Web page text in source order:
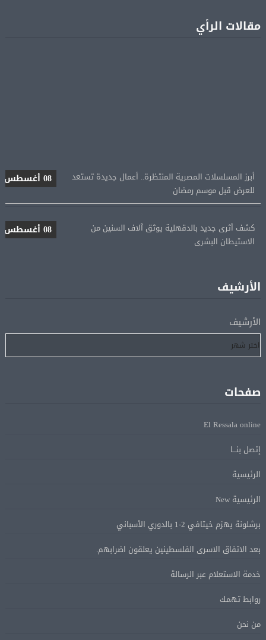
مقالات الرأي
للعرض قبل موسم رمضان
الاستيطان البشرى
المؤهلة لأولمبياد 2028
إسبانيا تعيد فرض الرقابة على حدودها مع إيطاليا وسط
خلاف متصاعد بشأن الهجرة
عبر المفاوضات
Alcool américain au Canada: «Carney risque d’être pris en
sandwich entre Trump et les provinces»
«Aucune négociation ne peut être bonne avec
l’administration Trump en ce moment», estime une
spécialiste en droit commercial
إلى 6,4%
الأرشيف
الأرشيف
صفحات
El Ressala online
إتصل بنـــا
الرئيسية
الرئيسية New
برشلونة يهزم خيتافي 2-1 بالدوري الأسباني
بعد الاتفاق الاسرى الفلسطينين يعلقون اضرابهم.
خدمة الاستعلام عبر الرسالة
روابط تهمك
من نحن